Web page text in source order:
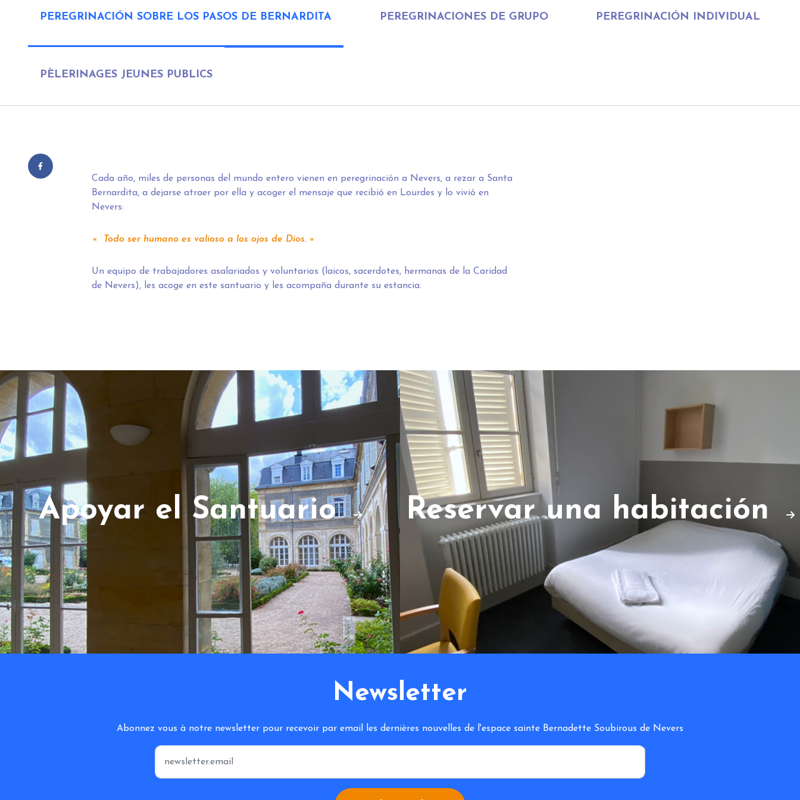
PEREGRINACIÓN SOBRE LOS PASOS DE BERNARDITA PEREGRINACIONES DE GRUPO PEREGRINACIÓN INDIVIDUAL
PÈLERINAGES JEUNES PUBLICS
Cada año, miles de personas del mundo entero vienen en peregrinación a Nevers, a rezar a Santa
Bernardita, a dejarse atraer por ella y acoger el mensaje que recibió en Lourdes y lo vivió en
Nevers:
Todo ser humano es valioso a los ojos de Dios.
Un equipo de trabajadores asalariados y voluntarios (laicos, sacerdotes, hermanas de la Caridad
de Nevers), les acoge en este santuario y les acompaña durante su estancia.
Apoyar el Santuario Reservar una habitación
Newsletter
Abonnez vous à notre newsletter pour recevoir par email les dernières nouvelles de l'espace sainte Bernadette Soubirous de Nevers
*